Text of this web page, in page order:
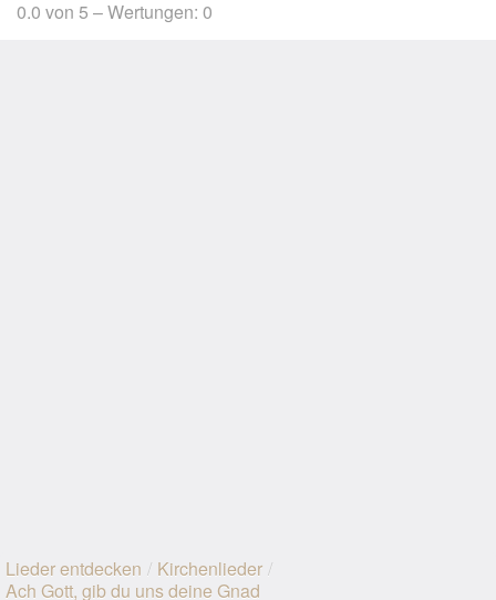
0.0 von 5 – Wertungen: 0
Lieder entdecken / Kirchenlieder /
Ach Gott, gib du uns deine Gnad